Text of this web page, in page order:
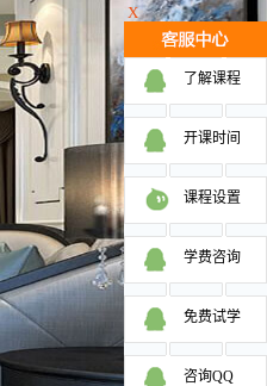
X
了解课程
开课时间
课程设置
学费咨询
免费试学
咨询QQ